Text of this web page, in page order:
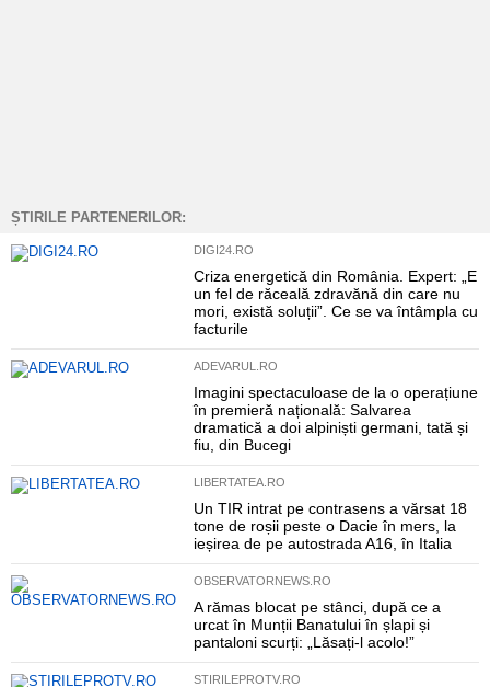
ȘTIRILE PARTENERILOR:
DIGI24.RO
Criza energetică din România. Expert: „E
un fel de răceală zdravănă din care nu
mori, există soluții”. Ce se va întâmpla cu
facturile
ADEVARUL.RO
Imagini spectaculoase de la o operațiune
în premieră națională: Salvarea
dramatică a doi alpiniști germani, tată și
fiu, din Bucegi
LIBERTATEA.RO
Un TIR intrat pe contrasens a vărsat 18
tone de roșii peste o Dacie în mers, la
ieșirea de pe autostrada A16, în Italia
OBSERVATORNEWS.RO
A rămas blocat pe stânci, după ce a
urcat în Munții Banatului în șlapi și
pantaloni scurți: „Lăsați-l acolo!”
STIRILEPROTV.RO